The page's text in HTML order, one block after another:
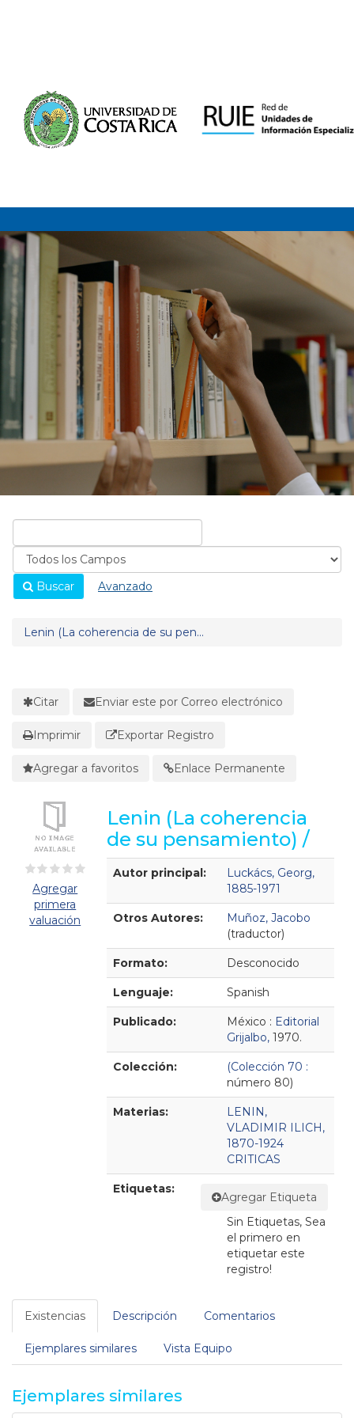
Buscar Avanzado
Lenin (La coherencia de su pen...
Citar Enviar este por Correo electrónico
Imprimir Exportar Registro
Agregar a favoritos Enlace Permanente
Agregar
primera
valuación
Lenin (La coherencia
de su pensamiento) /
Detalles Bibliográficos
Autor principal:
Luckács, Georg,
1885-1971
Otros Autores:
Muñoz, Jacobo
(traductor)
Formato: Desconocido
Lenguaje: Spanish
Publicado: México : Editorial
Grijalbo, 1970.
Colección:
(Colección 70 :
número 80)
Materias:
LENIN,
VLADIMIR ILICH,
1870-1924
CRITICAS
Etiquetas:
Agregar Etiqueta
Sin Etiquetas, Sea
el primero en
etiquetar este
registro!
Existencias Descripción Comentarios
Ejemplares similares Vista Equipo
Ejemplares similares